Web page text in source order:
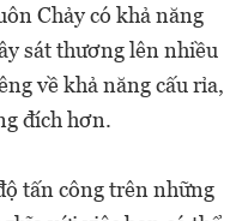
Chảy có khả năng
sát thương lên nhiều
về khả năng cấu rỉa,
đích hơn.
tấn công trên những